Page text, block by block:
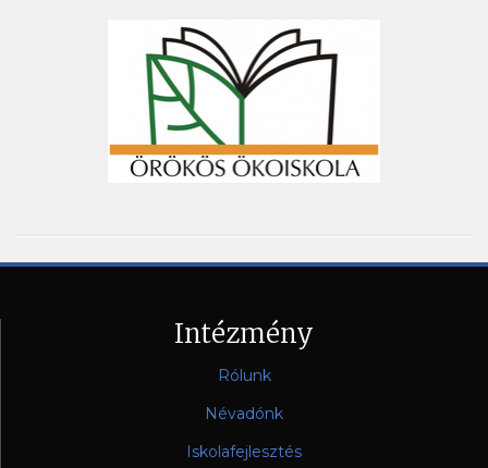
Intézmény
Rólunk
Névadónk
Iskolafejlesztés